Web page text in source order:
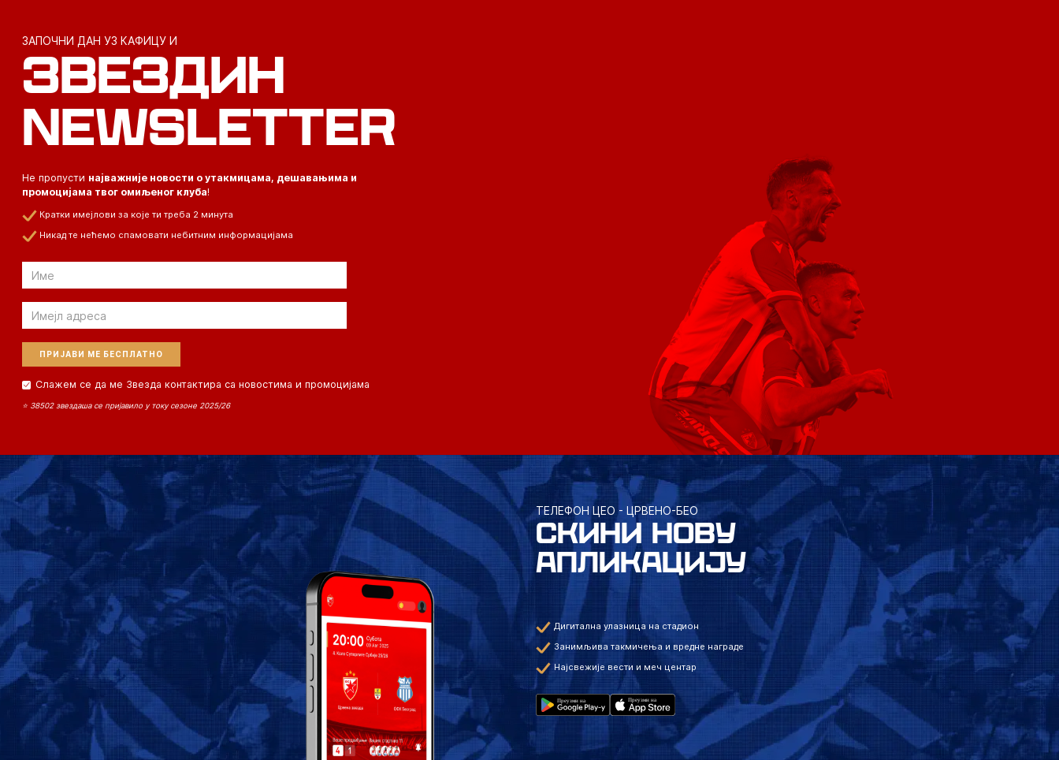
ЗАПОЧНИ ДАН УЗ КАФИЦУ И
ЗВЕЗДИН
NEWSLETTER
Не пропусти најважније новости о утакмицама, дешавањима и
промоцијама твог омиљеног клуба!
Кратки имејлови за које ти треба 2 минута
Никад те нећемо спамовати небитним информацијама
Email
Email
Слажем се да ме Звезда контактира са новостима и промоцијама
⭐ 38502 звездаша се пријавило у току сезоне 2025/26
ТЕЛЕФОН ЦЕО - ЦРВЕНО-БЕО
СКИНИ НОВУ
АПЛИКАЦИЈУ
Дигитална улазница на стадион
Занимљива такмичења и вредне награде
Најсвежије вести и меч центар